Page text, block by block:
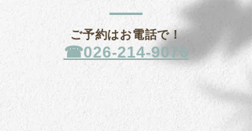
ご予約はお電話で！
☎︎026-214-9076